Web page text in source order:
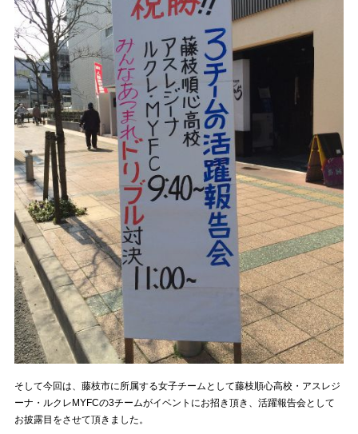
そして今回は、藤枝市に所属する女子チームとして藤枝順心高校・アスレジ
ーナ・ルクレMYFCの3チームがイベントにお招き頂き、活躍報告会として
お披露目をさせて頂きました。